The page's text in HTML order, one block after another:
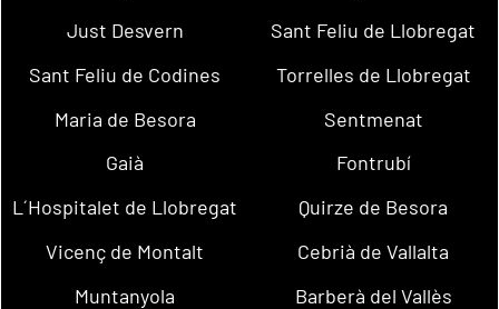
Just Desvern
Sant Feliu de Llobregat
Sant Feliu de Codines
Torrelles de Llobregat
Maria de Besora
Sentmenat
Gaià
Fontrubí
L´Hospitalet de Llobregat
Quirze de Besora
Vicenç de Montalt
Cebrià de Vallalta
Muntanyola
Barberà del Vallès